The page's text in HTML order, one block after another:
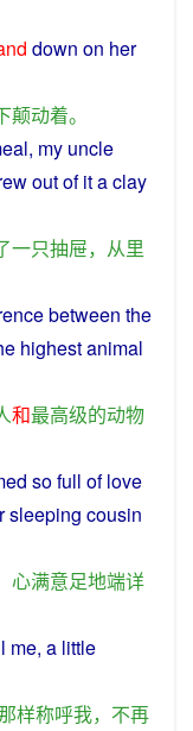
down on her
颠动着。
, my uncle
outof it aclay
一只抽屉， 从里
between the
highestanimal
和最高级的动物
sofull of love
sleeping cousin
心满意足地端详
me, a little
样称呼我， 不再